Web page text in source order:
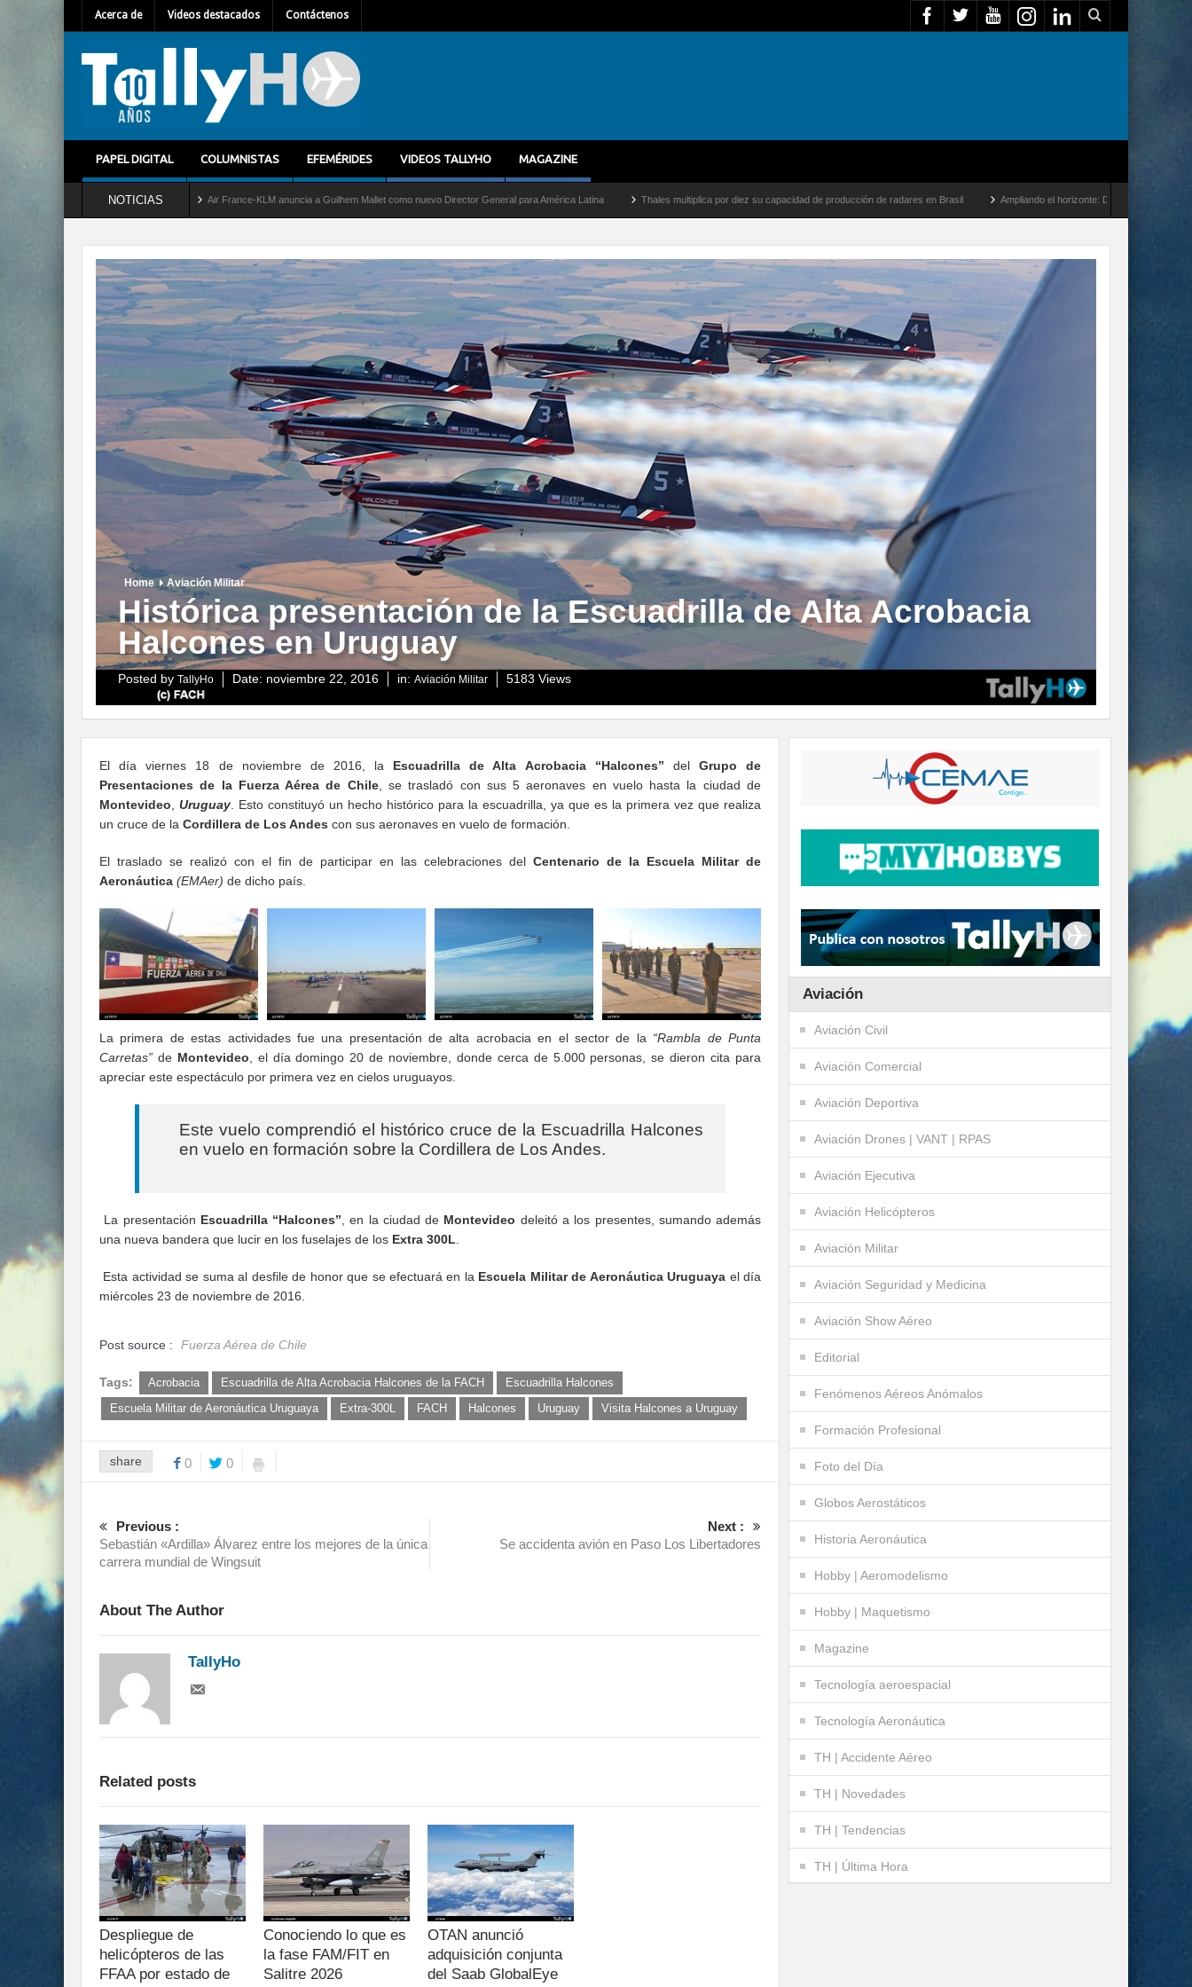
Acerca de Videos destacados Contáctenos
PAPEL DIGITAL COLUMNISTAS EFEMÉRIDES VIDEOS TALLYHO MAGAZINE
NOTICIAS
Air France-KLM anuncia a Guilhem Mallet como nuevo Director General para América Latina Thales multiplica por diez su capacidad de producción de radares en Brasil Ampliando el horizonte: Dentro del vuelo de desarrollo más
Home Aviación Militar
Histórica presentación de la Escuadrilla de Alta Acrobacia
Halcones en Uruguay
Posted by TallyHo Date: noviembre 22, 2016 in: Aviación Militar 5183 Views
El día viernes 18 de noviembre de 2016, la Escuadrilla de Alta Acrobacia “Halcones” del Grupo de
Presentaciones de la Fuerza Aérea de Chile, se trasladó con sus 5 aeronaves en vuelo hasta la ciudad de
Montevideo, Uruguay. Esto constituyó un hecho histórico para la escuadrilla, ya que es la primera vez que realiza
un cruce de la Cordillera de Los Andes con sus aeronaves en vuelo de formación.
El traslado se realizó con el fin de participar en las celebraciones del Centenario de la Escuela Militar de
Aeronáutica (EMAer) de dicho país.
La primera de estas actividades fue una presentación de alta acrobacia en el sector de la “Rambla de Punta
Carretas” de Montevideo , el día domingo 20 de noviembre, donde cerca de 5.000 personas, se dieron cita para
apreciar este espectáculo por primera vez en cielos uruguayos.
Este vuelo comprendió el histórico cruce de la Escuadrilla Halcones
en vuelo en formación sobre la Cordillera de Los Andes.
La presentación Escuadrilla “Halcones” , en la ciudad de Montevideo deleitó a los presentes, sumando además
una nueva bandera que lucir en los fuselajes de los Extra 300L
Esta actividad se suma al desfile de honor que se efectuará en la Escuela Militar de Aeronáutica Uruguaya el día
miércoles 23 de noviembre de 2016.
Post source : Fuerza Aérea de Chile
Tags: Acrobacia Escuadrilla de Alta Acrobacia Halcones de la FACH
Escuadrilla Halcones
Escuela Militar de Aeronáutica Uruguaya
Extra-300L FACH Halcones Uruguay Visita Halcones a Uruguay
share 0 0
Previous :
Sebastián «Ardilla» Álvarez entre los mejores de la única
carrera mundial de Wingsuit
Next :
Se accidenta avión en Paso Los Libertadores
About The Author
TallyHo
Related posts
Despliegue de
helicópteros de las
FFAA por estado de
Conociendo lo que es
la fase FAM/FIT en
Salitre 2026
OTAN anunció
adquisición conjunta
del Saab GlobalEye
Aviación
Aviación Civil
Aviación Comercial
Aviación Deportiva
Aviación Drones | VANT | RPAS
Aviación Ejecutiva
Aviación Helicópteros
Aviación Militar
Aviación Seguridad y Medicina
Aviación Show Aéreo
Editorial
Fenómenos Aéreos Anómalos
Formación Profesional
Foto del Día
Globos Aerostáticos
Historia Aeronáutica
Hobby | Aeromodelismo
Hobby | Maquetismo
Magazine
Tecnología aeroespacial
Tecnología Aeronáutica
TH | Accidente Aéreo
TH | Novedades
TH | Tendencias
TH | Última Hora